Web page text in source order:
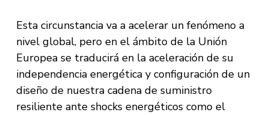
Esta circunstancia va a acelerar un fenómeno a
nivel global, pero en el ámbito de la Unión
Europea se traducirá en la aceleración de su
independencia energética y configuración de un
diseño de nuestra cadena de suministro
resiliente ante shocks energéticos como el